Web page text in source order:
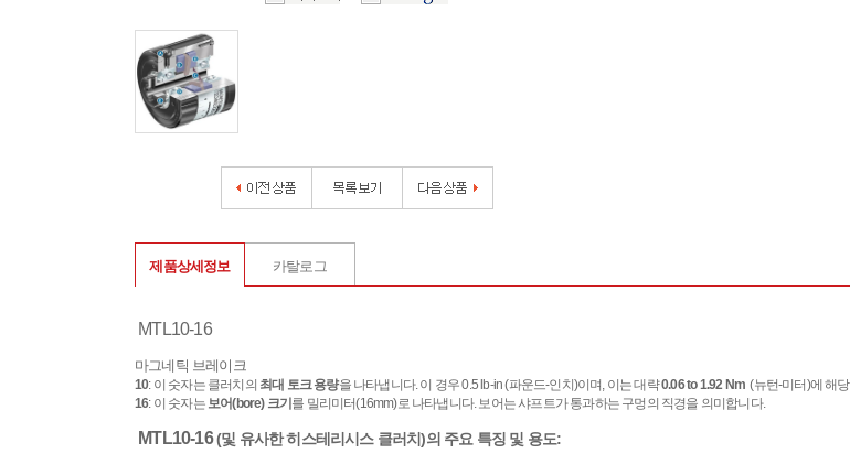
제품상세정보 카탈로그
MTL10-16
마그네틱 브레이크
10: 이 숫자는 클러치의 최대 토크 용량을 나타냅니다. 이 경우 0.5 lb-in (파운드-인치)이며, 이는 대략0.06 to 1.92 Nm (뉴턴-미터)에 해
16: 이 숫자는 보어(bore) 크기 를 밀리미터(16mm)로 나타냅니다. 보어는 샤프트가 통과하는 구멍의 직경을 의미합니다.
MTL10-16(및 유사한 히스테리시스 클러치)의 주요 특징 및 용도: